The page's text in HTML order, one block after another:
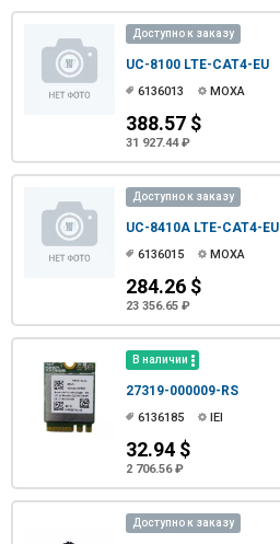
Доступно к заказу
UC-8100 LTE-CAT4-EU
6136013 MOXA
388.57 $
31 927.44 ₽
Доступно к заказу
UC-8410A LTE-CAT4-EU
6136015 MOXA
284.26 $
23 356.65 ₽
В наличии
27319-000009-RS
6136185 IEI
32.94 $
2 706.56 ₽
Доступно к заказу